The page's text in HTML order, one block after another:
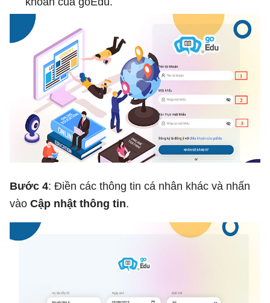
Bước 4: Điền các thông tin cá nhân khác và nhấn
vào Cập nhật thông tin.